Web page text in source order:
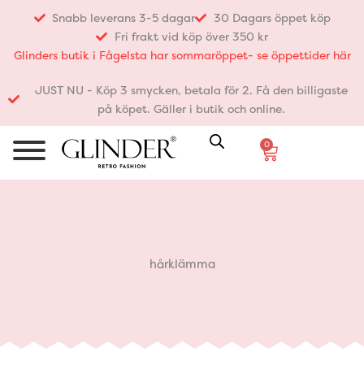
innehåll
Snabb leverans 3-5 dagar
30 Dagars öppet köp
Fri frakt vid köp över 350 kr
Glinders butik i Fågelsta har sommaröppet- se öppettider här
JUST NU - Köp 3 smycken, betala för 2. Få den billigaste
på köpet. Gäller i butik och online.
0
Varukorg
hårklämma